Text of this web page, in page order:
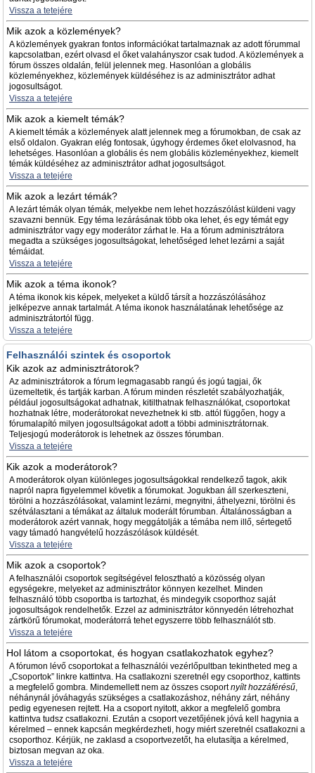
Vissza a tetejére
Mik azok a közlemények?
A közlemények gyakran fontos információkat tartalmaznak az adott fórummal
kapcsolatban, ezért olvasd el őket valahányszor csak tudod. A közlemények a
fórum összes oldalán, felül jelennek meg. Hasonlóan a globális
közleményekhez, közlemények küldéséhez is az adminisztrátor adhat
jogosultságot.
Vissza a tetejére
Mik azok a kiemelt témák?
A kiemelt témák a közlemények alatt jelennek meg a fórumokban, de csak az
első oldalon. Gyakran elég fontosak, úgyhogy érdemes őket elolvasnod, ha
lehetséges. Hasonlóan a globális és nem globális közleményekhez, kiemelt
témák küldéséhez az adminisztrátor adhat jogosultságot.
Vissza a tetejére
Mik azok a lezárt témák?
A lezárt témák olyan témák, melyekbe nem lehet hozzászólást küldeni vagy
szavazni bennük. Egy téma lezárásának több oka lehet, és egy témát egy
adminisztrátor vagy egy moderátor zárhat le. Ha a fórum adminisztrátora
megadta a szükséges jogosultságokat, lehetőséged lehet lezárni a saját
témáidat.
Vissza a tetejére
Mik azok a téma ikonok?
A téma ikonok kis képek, melyeket a küldő társít a hozzászólásához
jelképezve annak tartalmát. A téma ikonok használatának lehetősége az
adminisztrátortól függ.
Vissza a tetejére
Felhasználói szintek és csoportok
Kik azok az adminisztrátorok?
Az adminisztrátorok a fórum legmagasabb rangú és jogú tagjai, ők
üzemeltetik, és tartják karban. A fórum minden részletét szabályozhatják,
például jogosultságokat adhatnak, kitilthatnak felhasználókat, csoportokat
hozhatnak létre, moderátorokat nevezhetnek ki stb. attól függően, hogy a
fórumalapító milyen jogosultságokat adott a többi adminisztrátornak.
Teljesjogú moderátorok is lehetnek az összes fórumban.
Vissza a tetejére
Kik azok a moderátorok?
A moderátorok olyan különleges jogosultságokkal rendelkező tagok, akik
napról napra figyelemmel követik a fórumokat. Jogukban áll szerkeszteni,
törölni a hozzászólásokat, valamint lezárni, megnyitni, áthelyezni, törölni és
szétválasztani a témákat az általuk moderált fórumban. Általánosságban a
moderátorok azért vannak, hogy meggátolják a témába nem illő, sértegető
vagy támadó hangvételű hozzászólások küldését.
Vissza a tetejére
Mik azok a csoportok?
A felhasználói csoportok segítségével felosztható a közösség olyan
egységekre, melyeket az adminisztrátor könnyen kezelhet. Minden
felhasználó több csoportba is tartozhat, és mindegyik csoporthoz saját
jogosultságok rendelhetők. Ezzel az adminisztrátor könnyedén létrehozhat
zártkörű fórumokat, moderátorrá tehet egyszerre több felhasználót stb.
Vissza a tetejére
Hol látom a csoportokat, és hogyan csatlakozhatok egyhez?
A fórumon lévő csoportokat a felhasználói vezérlőpultban tekintheted meg a
„Csoportok” linkre kattintva. Ha csatlakozni szeretnél egy csoporthoz, kattints
a megfelelő gombra. Mindemellett nem az összes csoportnyílt hozzáférésű,
néhánynál jóváhagyás szükséges a csatlakozáshoz, néhány zárt, néhány
pedig egyenesen rejtett. Ha a csoport nyitott, akkor a megfelelő gombra
kattintva tudsz csatlakozni. Ezután a csoport vezetőjének jóvá kell hagynia a
kérelmed – ennek kapcsán megkérdezheti, hogy miért szeretnél csatlakozni a
csoporthoz. Kérjük, ne zaklasd a csoportvezetőt, ha elutasítja a kérelmed,
biztosan megvan az oka.
Vissza a tetejére